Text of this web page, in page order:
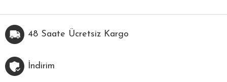
48 Saate Ücretsiz Kargo
İndirim